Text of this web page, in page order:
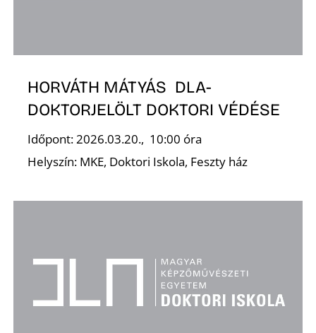
HORVÁTH MÁTYÁS DLA-
DOKTORJELÖLT DOKTORI VÉDÉSE
Időpont: 2026.03.20., 10:00 óra
Helyszín: MKE, Doktori Iskola, Feszty ház